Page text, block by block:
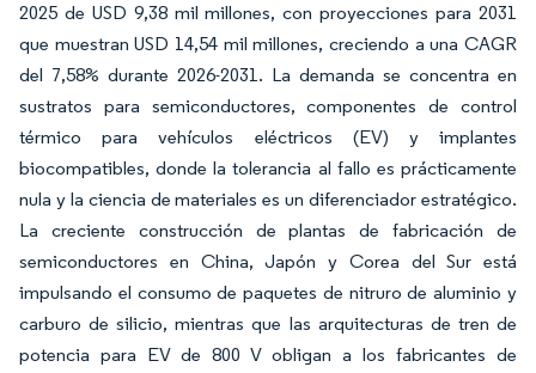
2025 de USD 9,38 mil millones, con proyecciones para 2031
que muestran USD 14,54 mil millones, creciendo a una CAGR
del 7,58% durante 2026-2031. La demanda se concentra en
sustratos para semiconductores, componentes de control
térmico para vehículos eléctricos (EV) y implantes
biocompatibles, donde la tolerancia al fallo es prácticamente
nula y la ciencia de materiales es un diferenciador estratégico.
La creciente construcción de plantas de fabricación de
semiconductores en China, Japón y Corea del Sur está
impulsando el consumo de paquetes de nitruro de aluminio y
carburo de silicio, mientras que las arquitecturas de tren de
potencia para EV de 800 V obligan a los fabricantes de